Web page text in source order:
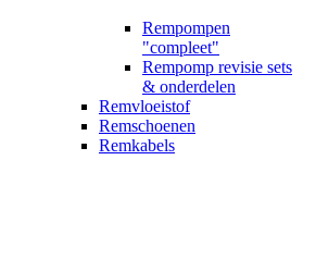
Rempompen
"compleet"
Rempomp revisie sets
& onderdelen
Remvloeistof
Remschoenen
Remkabels